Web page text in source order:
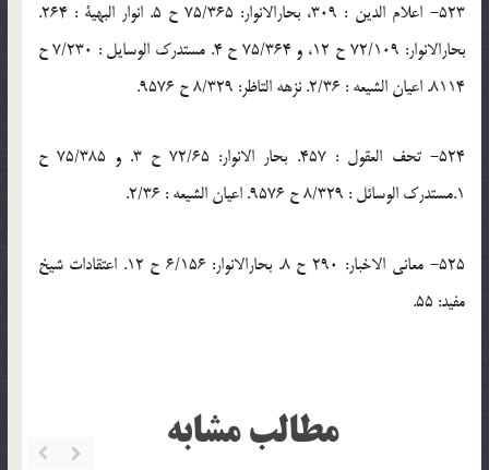
523- اعلام الدين : 309، بحارالانوار: 75/365 ح 5. انوار البهية : 264.
بحارالانوار: 72/109 ح 12، و 75/364 ح 4. مستدرك الوسايل : 7/230 ح
8114. اعيان الشيعه : 2/36. نزهه التاظر: 8/329 ح 9576.
524- تحف العقول : 457. بحار الانوار: 72/65 ح 3. و 75/385 ح
1.مستدرك الوسائل : 8/329 ح 9576. اعيان الشيعه : 2/36.
525- معانى الاخبار: 290 ح 8. بحارالانوار: 6/156 ح 12. اعتقادات شيخ
مفيد: 55.
مطالب مشابه